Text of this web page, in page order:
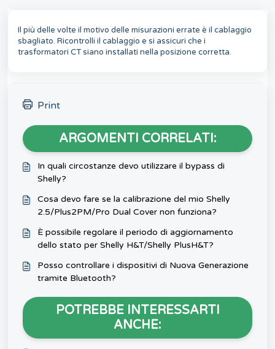
Il più delle volte il motivo delle misurazioni errate è il cablaggio
sbagliato. Ricontrolli il cablaggio e si assicuri che i
trasformatori CT siano installati nella posizione corretta.
Print
ARGOMENTI CORRELATI:
In quali circostanze devo utilizzare il bypass di
Shelly?
Cosa devo fare se la calibrazione del mio Shelly
2.5/Plus2PM/Pro Dual Cover non funziona?
È possibile regolare il periodo di aggiornamento
dello stato per Shelly H&T/Shelly PlusH&T?
Posso controllare i dispositivi di Nuova Generazione
tramite Bluetooth?
POTREBBE INTERESSARTI
ANCHE: